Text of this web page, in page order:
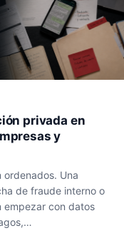
privada en
y
ordenados. Una
de fraude interno o
empezar con datos